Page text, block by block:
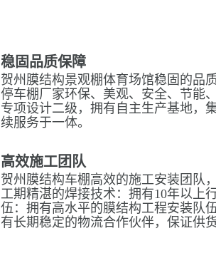
稳固品质保障
贺州膜结构景观棚体育场馆稳固的品
停车棚厂家环保、美观、安全、节能
专项设计二级，拥有自主生产基地，
续服务于一体。
高效施工团队
贺州膜结构车棚高效的施工安装团队
工期精湛的焊接技术：拥有10年以上
伍：拥有高水平的膜结构工程安装队
有长期稳定的物流合作伙伴，保证供货